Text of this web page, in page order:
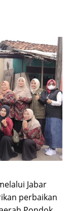
Jabar
perbaikan